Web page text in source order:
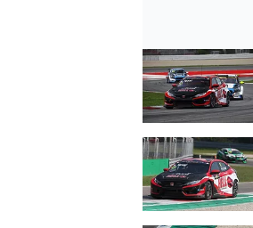
ENDURANCE/GT